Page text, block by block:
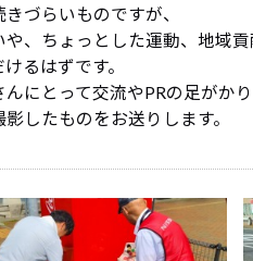
づらいものですが、
、ちょっとした運動、地域
るはずです。
にとって交流やPRの足がか
したものをお送りします。